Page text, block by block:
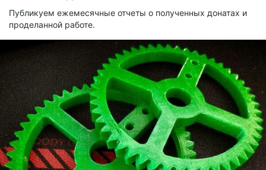
Публикуем ежемесячные отчеты о полученных донатах и
проделанной работе.